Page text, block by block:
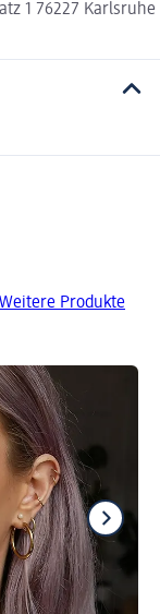
1 76227 Karlsruhe
Weitere Produkte